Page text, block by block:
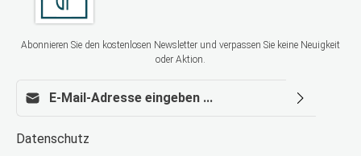
Abonnieren Sie den kostenlosen Newsletter und verpassen Sie keine Neuigkeit
oder Aktion.
Datenschutz